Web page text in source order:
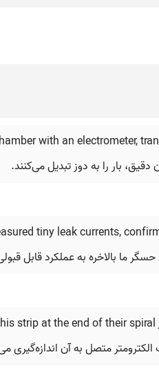
with an electrometer,
بار را به دوز تبدیل می‌کنند.
tiny leak currents,
ما بالاخره به عملکرد قابل
strip at the end of their
الکترومتر متصل به آن اندازه‌گیری